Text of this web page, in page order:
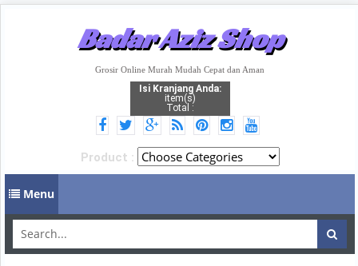
Badar Aziz Shop
Grosir Online Murah Mudah Cepat dan Aman
Isi Kranjang Anda:
item(s)
Total :
Product :
Menu